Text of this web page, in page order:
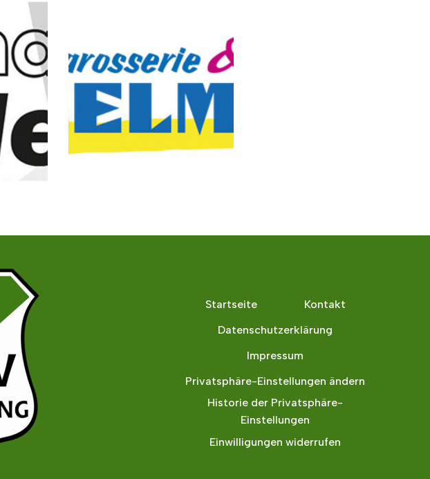
Startseite
Kontakt
Datenschutzerklärung
Impressum
Privatsphäre-Einstellungen ändern
Historie der Privatsphäre-
Einstellungen
Einwilligungen widerrufen